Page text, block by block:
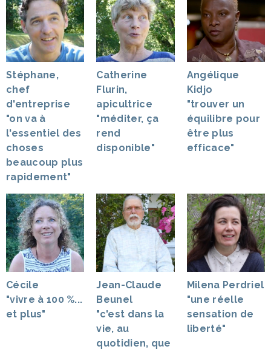
Stéphane,
chef
d'entreprise
"on va à
l'essentiel des
choses
beaucoup plus
rapidement"
Catherine
Flurin,
apicultrice
"méditer, ça
rend
disponible"
Angélique
Kidjo
"trouver un
équilibre pour
être plus
efficace"
Cécile
"vivre à 100 %...
et plus"
Jean-Claude
Beunel
"c'est dans la
vie, au
quotidien, que
Milena Perdriel
"une réelle
sensation de
liberté"